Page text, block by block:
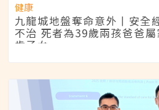
健康
九龍城地盤奪命意外丨安全
不治 死者為39歲兩孩爸爸
歲子女